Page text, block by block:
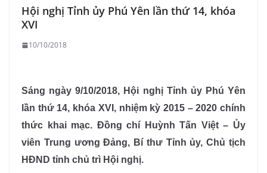
Hội nghị Tỉnh ủy Phú Yên lần thứ 14, khóa
XVI
10/10/2018
Sáng ngày 9/10/2018, Hội nghị Tỉnh ủy Phú Yên
lần thứ 14, khóa XVI, nhiệm kỳ 2015 – 2020 chính
thức khai mạc. Đồng chí Huỳnh Tấn Việt – Ủy
viên Trung ương Đảng, Bí thư Tỉnh ủy, Chủ tịch
HĐND tỉnh chủ trì Hội nghị.